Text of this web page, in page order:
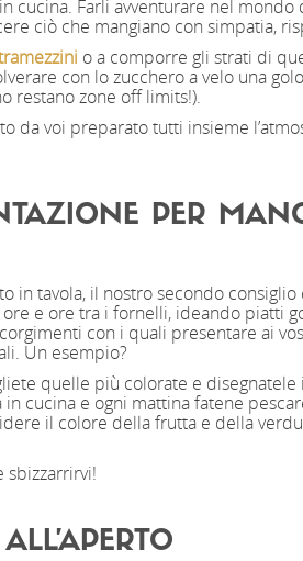
cucina. Farli avventurare nel
ciò che mangiano con simpatia,
o a comporre gli strati di
con lo zucchero a velo una
restano zone off limits!).
da voi preparato tutti insieme
PER
in tavola, il nostro secondo consiglio
e ore tra i fornelli, ideando piatti
con i quali presentare ai
Un esempio?
quelle più colorate e disegnatele
cucina e ogni mattina fatene
il colore della frutta e della
sbizzarrirvi!